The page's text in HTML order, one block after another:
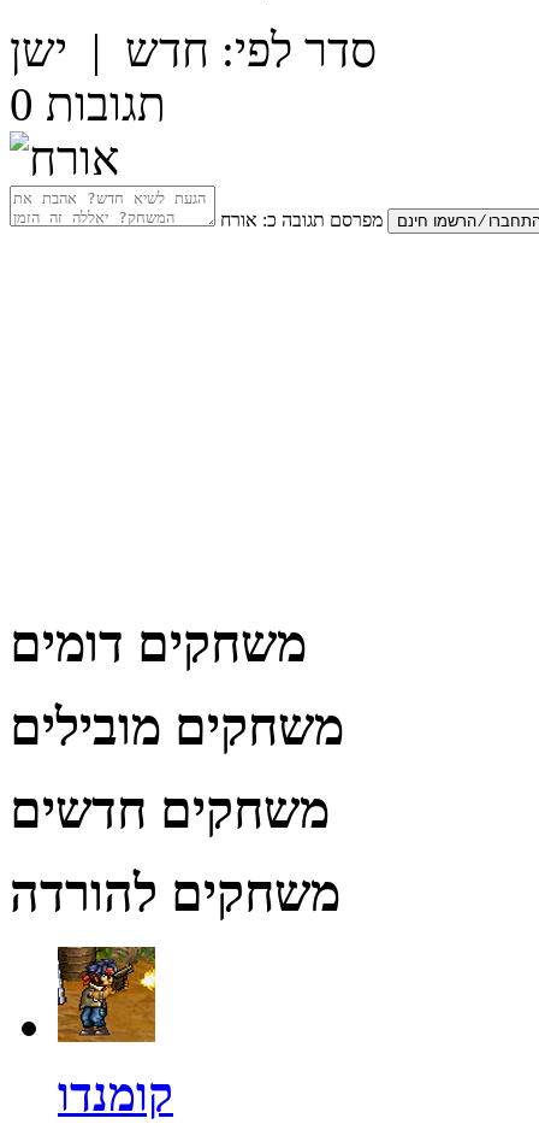
סדר לפי: חדש | ישן
0 תגובות
מפרסם תגובה כ: אורח
משחקים דומים
משחקים מובילים
משחקים חדשים
משחקים להורדה
קומנדו